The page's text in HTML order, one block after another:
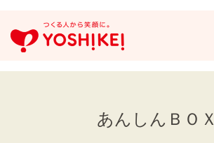
あんしんＢＯＸ